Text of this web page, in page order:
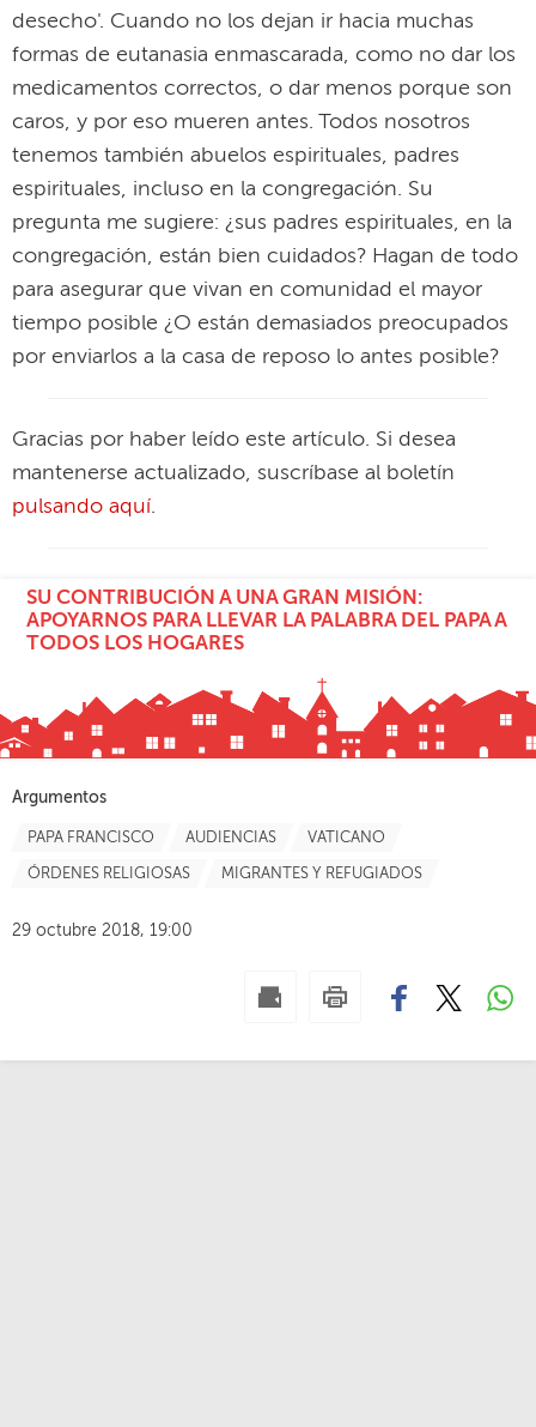
desecho'. Cuando no los dejan ir hacia muchas
formas de eutanasia enmascarada, como no dar los
medicamentos correctos, o dar menos porque son
caros, y por eso mueren antes. Todos nosotros
tenemos también abuelos espirituales, padres
espirituales, incluso en la congregación. Su
pregunta me sugiere: ¿sus padres espirituales, en la
congregación, están bien cuidados? Hagan de todo
para asegurar que vivan en comunidad el mayor
tiempo posible ¿O están demasiados preocupados
por enviarlos a la casa de reposo lo antes posible?
Gracias por haber leído este artículo. Si desea
mantenerse actualizado, suscríbase al boletín
pulsando aquí.
SU CONTRIBUCIÓN A UNA GRAN MISIÓN:
APOYARNOS PARA LLEVAR LA PALABRA DEL PAPA A
TODOS LOS HOGARES
Argumentos
PAPA FRANCISCO AUDIENCIAS VATICANO
ÓRDENES RELIGIOSAS MIGRANTES Y REFUGIADOS
29 octubre 2018, 19:00